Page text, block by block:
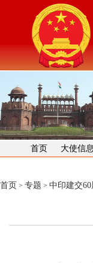
首页 大使信息
首页 > 专题 > 中印建交